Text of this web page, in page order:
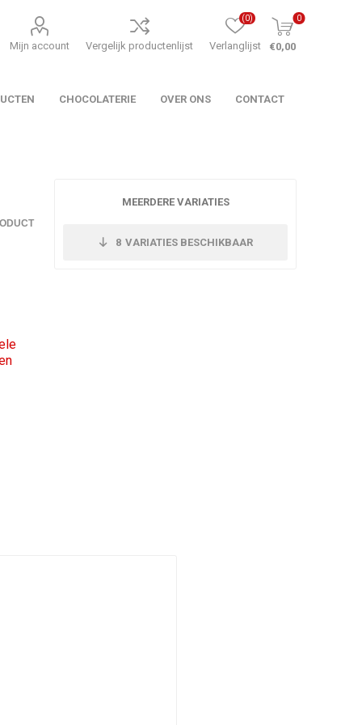
Mijn account Vergelijk productenlijst Verlanglijst
(0) 0
€0,00
CHOCOLATERIE OVER ONS CONTACT
MEERDERE VARIATIES
8 VARIATIES BESCHIKBAAR